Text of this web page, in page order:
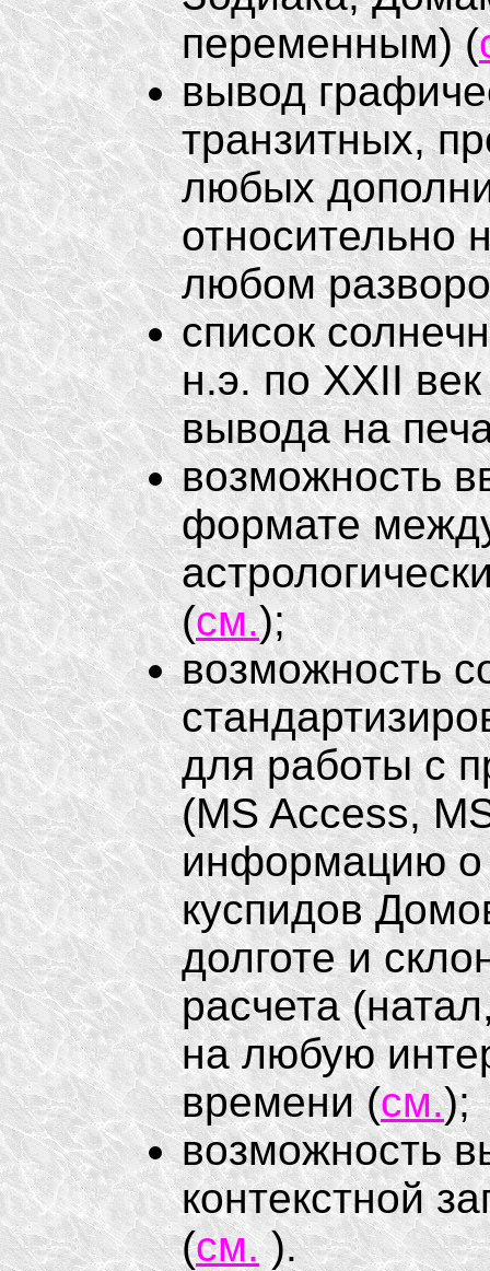
переменным) (
вывод
транзитных,
любых
относительно
любом
список
н.э. по XXII
вывода на
возможность
формате
(см.);
возможность
для работы с
(MS Access,
информацию о
куспидов
долготе и
расчета
на любую
времени (см.);
возможность
контекстной
(см.).